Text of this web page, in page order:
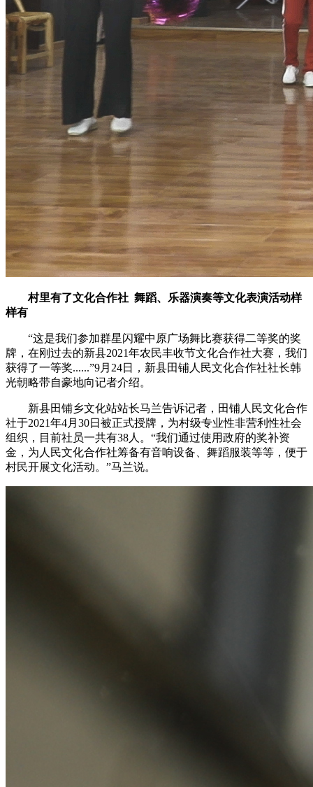
村里有了文化合作社 舞蹈、乐器演奏等文化表演活动样
样有
“这是我们参加群星闪耀中原广场舞比赛获得二等奖的奖
牌，在刚过去的新县2021年农民丰收节文化合作社大赛，我们
获得了一等奖......”9月24日，新县田铺人民文化合作社社长韩
光朝略带自豪地向记者介绍。
新县田铺乡文化站站长马兰告诉记者，田铺人民文化合作
社于2021年4月30日被正式授牌，为村级专业性非营利性社会
组织，目前社员一共有38人。“我们通过使用政府的奖补资
金，为人民文化合作社筹备有音响设备、舞蹈服装等等，便于
村民开展文化活动。”马兰说。